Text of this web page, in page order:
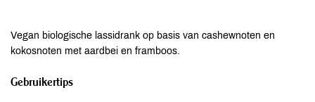
Vegan biologische lassidrank op basis van cashewnoten en
kokosnoten met aardbei en framboos.
Gebruikertips